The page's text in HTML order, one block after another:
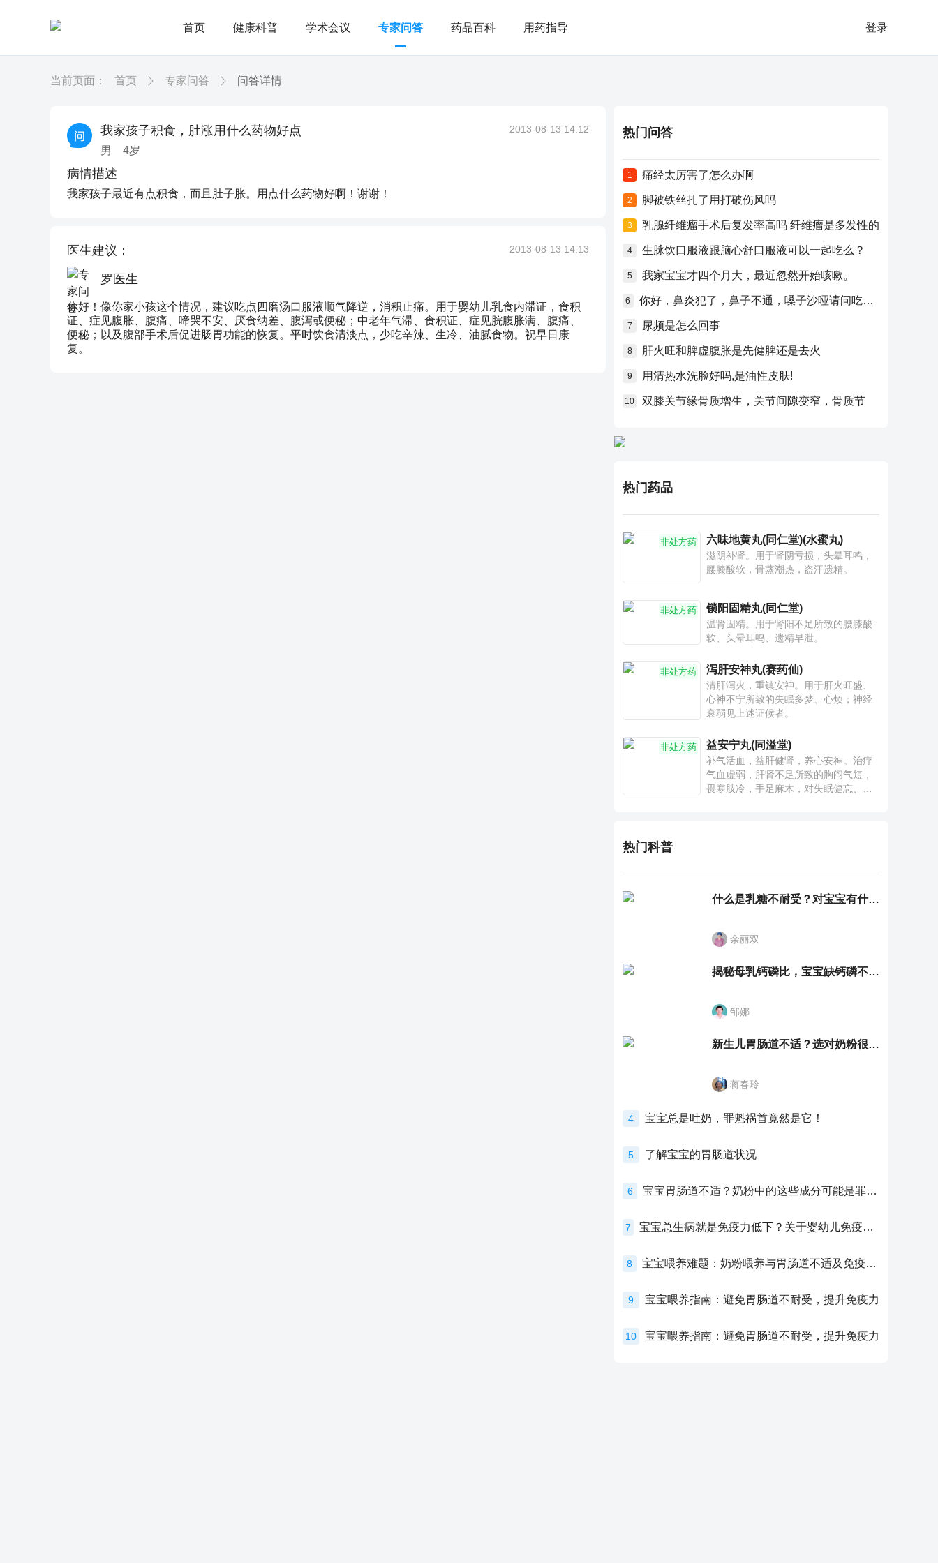
首页 健康科普 学术会议 专家问答 药品百科 用药指导 登录
当前页面： 首页 专家问答 问答详情
我家孩子积食，肚涨用什么药物好点
男 4岁
2013-08-13 14:12
病情描述
我家孩子最近有点积食，而且肚子胀。用点什么药物好啊！谢谢！
医生建议： 2013-08-13 14:13
罗医生
你好！像你家小孩这个情况，建议吃点四磨汤口服液顺气降逆，消积止痛。用于婴幼儿乳食内滞证，食积
证、症见腹胀、腹痛、啼哭不安、厌食纳差、腹泻或便秘；中老年气滞、食积证、症见脘腹胀满、腹痛、
便秘；以及腹部手术后促进肠胃功能的恢复。平时饮食清淡点，少吃辛辣、生冷、油腻食物。祝早日康
复。
热门问答
1 痛经太厉害了怎么办啊
2 脚被铁丝扎了用打破伤风吗
3 乳腺纤维瘤手术后复发率高吗 纤维瘤是多发性的
4 生脉饮口服液跟脑心舒口服液可以一起吃么？
5 我家宝宝才四个月大，最近忽然开始咳嗽。
6 你好，鼻炎犯了，鼻子不通，嗓子沙哑请问吃什么药比较好？
7 尿频是怎么回事
8 肝火旺和脾虚腹胀是先健脾还是去火
9 用清热水洗脸好吗,是油性皮肤!
10 双膝关节缘骨质增生，关节间隙变窄，骨质节
热门药品
非处方药 六味地黄丸(同仁堂)(水蜜丸)
滋阴补肾。用于肾阴亏损，头晕耳鸣，
腰膝酸软，骨蒸潮热，盗汗遗精。
非处方药 锁阳固精丸(同仁堂)
温肾固精。用于肾阳不足所致的腰膝酸
软、头晕耳鸣、遗精早泄。
非处方药 泻肝安神丸(赛药仙)
清肝泻火，重镇安神。用于肝火旺盛、
心神不宁所致的失眠多梦、心烦；神经
衰弱见上述证候者。
非处方药 益安宁丸(同溢堂)
补气活血，益肝健肾，养心安神。治疗
气血虚弱，肝肾不足所致的胸闷气短，
畏寒肢冷，手足麻木，对失眠健忘、神
热门科普
什么是乳糖不耐受？对宝宝有什么影响？
余丽双
揭秘母乳钙磷比，宝宝缺钙磷不再愁
邹娜
新生儿胃肠道不适？选对奶粉很重要！
蒋春玲
4 宝宝总是吐奶，罪魁祸首竟然是它！
5 了解宝宝的胃肠道状况
6 宝宝胃肠道不适？奶粉中的这些成分可能是罪魁祸首！
7 宝宝总生病就是免疫力低下？关于婴幼儿免疫力的真相，家长必须了解！
8 宝宝喂养难题：奶粉喂养与胃肠道不适及免疫力提升的奥秘
9 宝宝喂养指南：避免胃肠道不耐受，提升免疫力
10 宝宝喂养指南：避免胃肠道不耐受，提升免疫力